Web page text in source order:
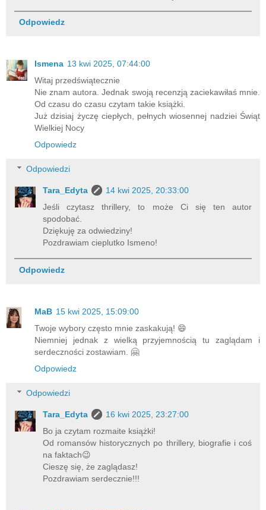
Odpowiedz
Ismena 13 kwi 2025, 07:44:00
Witaj przedświątecznie
Nie znam autora. Jednak swoją recenzją zaciekawiłaś mnie.
Od czasu do czasu czytam takie książki.
Już dzisiaj życzę ciepłych, pełnych wiosennej nadziei Świąt
Wielkiej Nocy
Odpowiedz
Odpowiedzi
Tara_Edyta
14 kwi 2025, 20:33:00
Jeśli czytasz thrillery, to może Ci się ten autor
spodobać.
Dziękuję za odwiedziny!
Pozdrawiam cieplutko Ismeno!
Odpowiedz
MaB 15 kwi 2025, 15:09:00
Twoje wybory często mnie zaskakują! 😄
Niemniej jednak z wielką przyjemnością tu zaglądam i
serdeczności zostawiam. 🤗
Odpowiedz
Odpowiedzi
Tara_Edyta
16 kwi 2025, 23:27:00
Bo ja czytam rozmaite książki!
Od romansów historycznych po thrillery, biografie i coś
na faktach😉
Cieszę się, że zaglądasz!
Pozdrawiam serdecznie!!!